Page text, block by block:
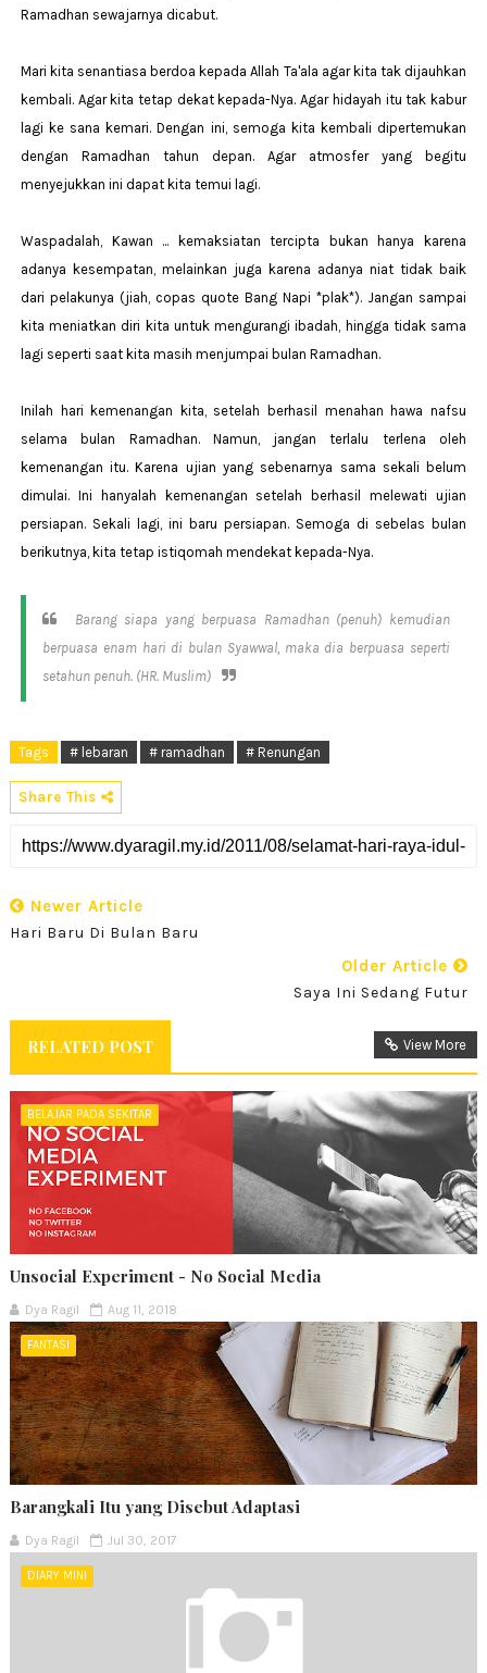
Ramadhan sewajarnya dicabut.
Mari kita senantiasa berdoa kepada Allah Ta'ala agar kita tak dijauhkan
kembali. Agar kita tetap dekat kepada-Nya. Agar hidayah itu tak kabur
lagi ke sana kemari. Dengan ini, semoga kita kembali dipertemukan
dengan Ramadhan tahun depan. Agar atmosfer yang begitu
menyejukkan ini dapat kita temui lagi.
Waspadalah, Kawan ... kemaksiatan tercipta bukan hanya karena
adanya kesempatan, melainkan juga karena adanya niat tidak baik
dari pelakunya (jiah, copas quote Bang Napi *plak*). Jangan sampai
kita meniatkan diri kita untuk mengurangi ibadah, hingga tidak sama
lagi seperti saat kita masih menjumpai bulan Ramadhan.
Inilah hari kemenangan kita, setelah berhasil menahan hawa nafsu
selama bulan Ramadhan. Namun, jangan terlalu terlena oleh
kemenangan itu. Karena ujian yang sebenarnya sama sekali belum
dimulai. Ini hanyalah kemenangan setelah berhasil melewati ujian
persiapan. Sekali lagi, ini baru persiapan. Semoga di sebelas bulan
berikutnya, kita tetap istiqomah mendekat kepada-Nya.
Barang siapa yang berpuasa Ramadhan (penuh) kemudian
berpuasa enam hari di bulan Syawwal, maka dia berpuasa seperti
setahun penuh. (HR. Muslim)
Tags # lebaran # ramadhan # Renungan
Share This
Newer Article
Hari Baru Di Bulan Baru
Older Article
Saya Ini Sedang Futur
RELATED POST View More
BELAJAR PADA SEKITAR
Unsocial Experiment - No Social Media
Dya Ragil Aug 11, 2018
FANTASI
Barangkali Itu yang Disebut Adaptasi
Dya Ragil Jul 30, 2017
DIARY MINI